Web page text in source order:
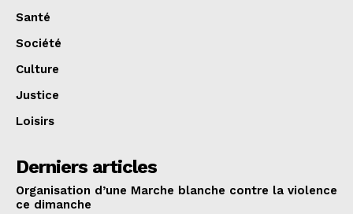
Santé
Société
Culture
Justice
Loisirs
Derniers articles
Organisation d’une Marche blanche contre la violence
ce dimanche